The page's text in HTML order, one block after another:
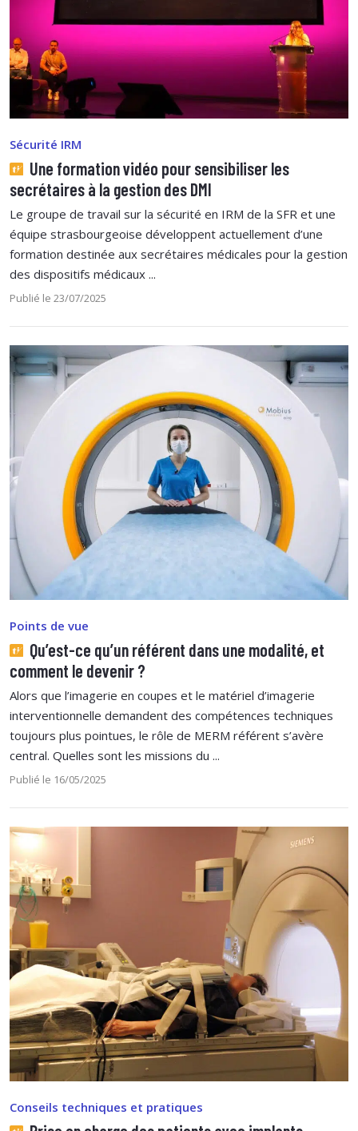
Sécurité IRM
Une formation vidéo pour sensibiliser les
secrétaires à la gestion des DMI
Le groupe de travail sur la sécurité en IRM de la SFR et une
équipe strasbourgeoise développent actuellement d’une
formation destinée aux secrétaires médicales pour la gestion
des dispositifs médicaux ...
Publié le 23/07/2025
Points de vue
Qu’est-ce qu’un référent dans une modalité, et
comment le devenir ?
Alors que l’imagerie en coupes et le matériel d’imagerie
interventionnelle demandent des compétences techniques
toujours plus pointues, le rôle de MERM référent s’avère
central. Quelles sont les missions du ...
Publié le 16/05/2025
Conseils techniques et pratiques